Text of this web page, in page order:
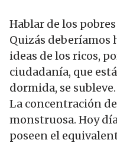
Hablar de los
Quizás deberíamos
ideas de los ricos,
ciudadanía, que
dormida, se subleve.
La concentración
monstruosa. Hoy
poseen el